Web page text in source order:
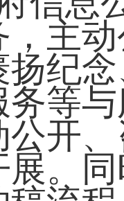
，主
纪
务等
公开
展。